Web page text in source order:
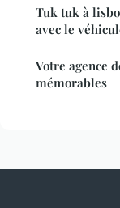
Tuk tuk à
avec le
Votre agence
mémorables